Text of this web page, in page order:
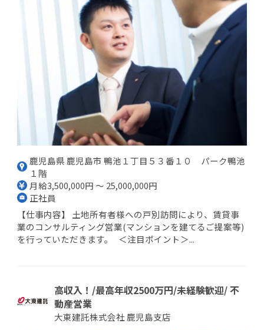
鹿児島県 鹿児島市 鴨池１丁目５３番１０ パーク鴨池
１階
月給3,500,000円 ～ 25,000,000円
正社員
【仕事内容】 土地所有者様への戸別訪問により、賃貸事
業のコンサルティング営業(マンションを建てるご提案等)
を行っていただきます。 ＜注目ポイント＞...
高収入！/最高年収2500万円/未経験歓迎/ 不
動産営業
大東建託株式会社 鹿児島支店